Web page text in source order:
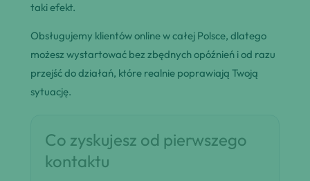
taki efekt.
Obsługujemy klientów online w całej Polsce, dlatego
możesz wystartować bez zbędnych opóźnień i od razu
przejść do działań, które realnie poprawiają Twoją
sytuację.
Co zyskujesz od pierwszego
kontaktu